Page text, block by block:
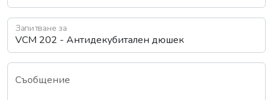
Запитване за
Съобщение